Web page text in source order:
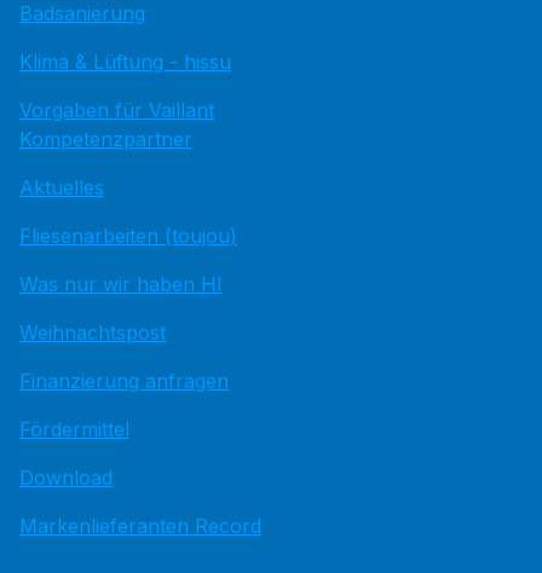
Badsanierung
Klima & Lüftung - hissu
Vorgaben für Vaillant
Kompetenzpartner
Aktuelles
Fliesenarbeiten (toujou)
Was nur wir haben HI
Weihnachtspost
Finanzierung anfragen
Fördermittel
Download
Markenlieferanten Record